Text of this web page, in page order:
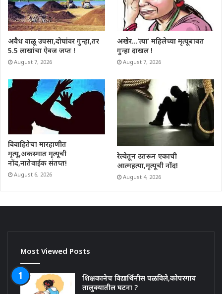
अवैध वाळू उपसा,दोघांवर गुन्हा,तर
5.5 लाखांचा ऐवज जप्त !
August 7, 2026
अखेर…’त्या’ महिलेच्या मृत्यूबाबत
गुन्हा दाखल !
August 7, 2026
विवाहितेचा मारहाणीत
मृत्यू,अकस्मात मृत्यूची
नोंद,नातेवाईक संतप्त!
August 6, 2026
रेल्वेतून उतरून एकाची
आत्महत्या,मृत्यूची नोंद!
August 4, 2026
Most Viewed Posts
शिक्षकानेच विद्यार्थिनीस पळविले,कोपरगाव
तालुक्यातील घटना ?